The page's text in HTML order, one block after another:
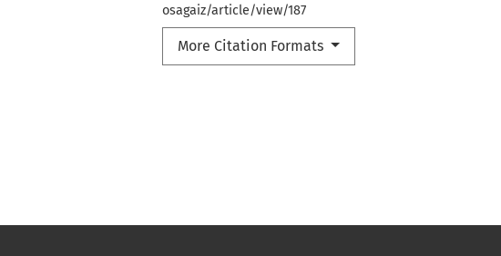
osagaiz/article/view/187
More Citation Formats